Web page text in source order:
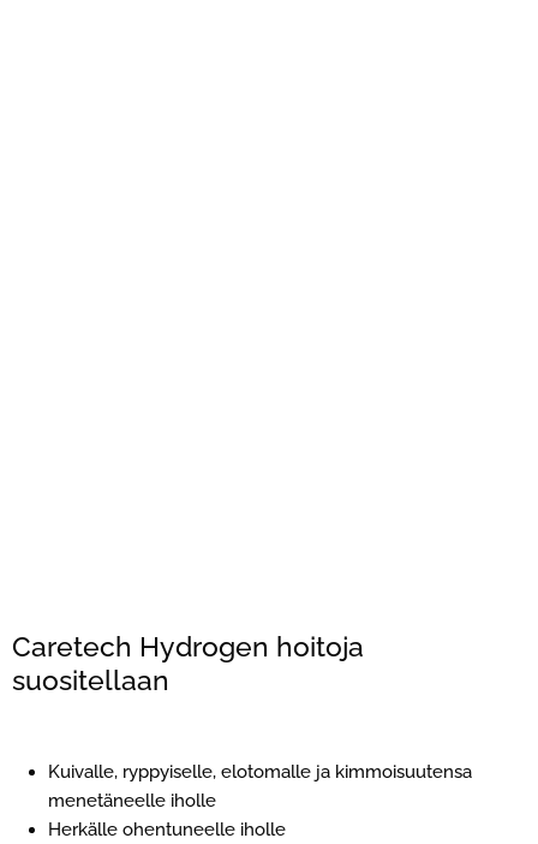
Caretech Hydrogen hoitoja
suositellaan
Kuivalle, ryppyiselle, elotomalle ja kimmoisuutensa
menetäneelle iholle
Herkälle ohentuneelle iholle